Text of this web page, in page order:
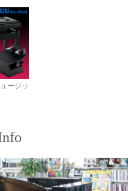
ージッ